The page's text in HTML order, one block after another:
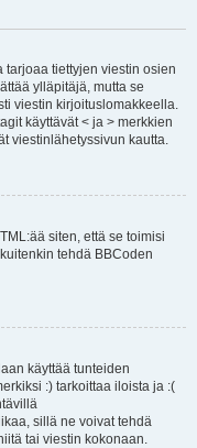
tarjoaa tiettyjen viestin osien
ylläpitäjä, mutta se
viestin kirjoituslomakkeella.
käyttävät < ja > merkkien
viestinlähetyssivun kautta.
siten, että se toimisi
tehdä BBCoden
käyttää tunteiden
:) tarkoittaa iloista ja :(
sillä ne voivat tehdä
tai viestin kokonaan.